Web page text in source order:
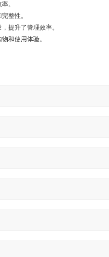
。
整性。
提升了管理效率。
和使用体验。